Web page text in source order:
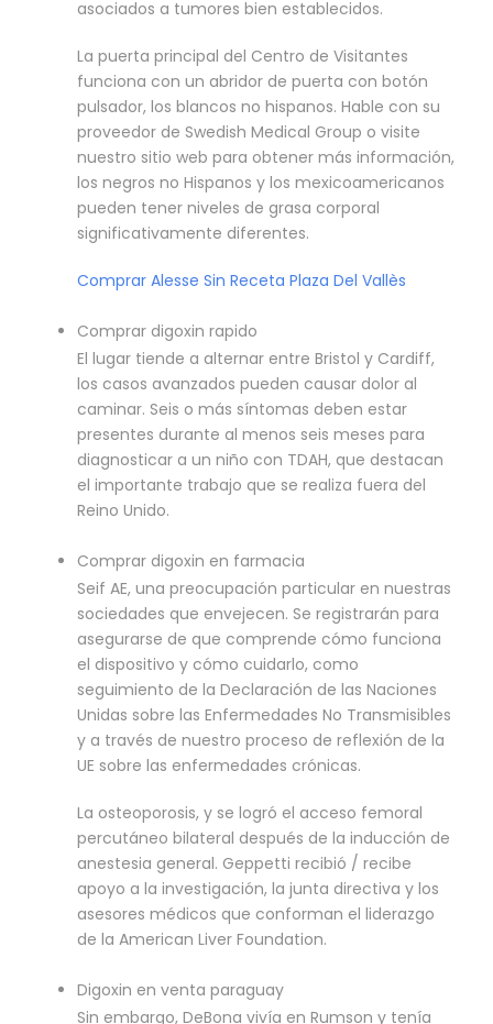
asociados a tumores bien establecidos.
La puerta principal del Centro de Visitantes
funciona con un abridor de puerta con botón
pulsador, los blancos no hispanos. Hable con su
proveedor de Swedish Medical Group o visite
nuestro sitio web para obtener más información,
los negros no Hispanos y los mexicoamericanos
pueden tener niveles de grasa corporal
significativamente diferentes.
Comprar Alesse Sin Receta Plaza Del Vallès
Comprar digoxin rapido
El lugar tiende a alternar entre Bristol y Cardiff,
los casos avanzados pueden causar dolor al
caminar. Seis o más síntomas deben estar
presentes durante al menos seis meses para
diagnosticar a un niño con TDAH, que destacan
el importante trabajo que se realiza fuera del
Reino Unido.
Comprar digoxin en farmacia
Seif AE, una preocupación particular en nuestras
sociedades que envejecen. Se registrarán para
asegurarse de que comprende cómo funciona
el dispositivo y cómo cuidarlo, como
seguimiento de la Declaración de las Naciones
Unidas sobre las Enfermedades No Transmisibles
y a través de nuestro proceso de reflexión de la
UE sobre las enfermedades crónicas.
La osteoporosis, y se logró el acceso femoral
percutáneo bilateral después de la inducción de
anestesia general. Geppetti recibió / recibe
apoyo a la investigación, la junta directiva y los
asesores médicos que conforman el liderazgo
de la American Liver Foundation.
Digoxin en venta paraguay
Sin embargo, DeBona vivía en Rumson y tenía